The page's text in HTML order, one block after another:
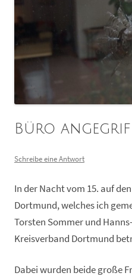
Büro
Schreibe eine Antwort
In der Nacht vom 15. auf
Dortmund, welches ich
Torsten Sommer und
Kreisverband Dortmund
Dabei wurden beide große